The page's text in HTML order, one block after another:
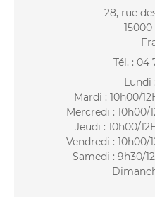
28, rue
Tél. : 04
Lundi
Mardi : 10h00/
Mercredi : 10h00/
Jeudi : 10h00/
Vendredi : 10h00/
Samedi : 9h30/